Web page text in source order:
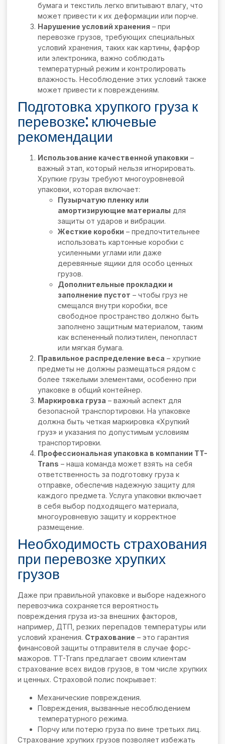
бумага и текстиль легко впитывают влагу, что
может привести к их деформации или порче.
Нарушение условий хранения – при
перевозке грузов, требующих специальных
условий хранения, таких как картины, фарфор
или электроника, важно соблюдать
температурный режим и контролировать
влажность. Несоблюдение этих условий также
может привести к повреждениям.
Подготовка хрупкого груза к
перевозке: ключевые
рекомендации
Использование качественной упаковки –
важный этап, который нельзя игнорировать.
Хрупкие грузы требуют многоуровневой
упаковки, которая включает:
Пузырчатую пленку или
амортизирующие материалы для
защиты от ударов и вибрации.
Жесткие коробки – предпочтительнее
использовать картонные коробки с
усиленными углами или даже
деревянные ящики для особо ценных
грузов.
Дополнительные прокладки и
заполнение пустот – чтобы груз не
смещался внутри коробки, все
свободное пространство должно быть
заполнено защитным материалом, таким
как вспененный полиэтилен, пенопласт
или мягкая бумага.
Правильное распределение веса – хрупкие
предметы не должны размещаться рядом с
более тяжелыми элементами, особенно при
упаковке в общий контейнер.
Маркировка груза – важный аспект для
безопасной транспортировки. На упаковке
должна быть четкая маркировка «Хрупкий
груз» и указания по допустимым условиям
транспортировки.
Профессиональная упаковка в компании TT-
Trans – наша команда может взять на себя
ответственность за подготовку груза к
отправке, обеспечив надежную защиту для
каждого предмета. Услуга упаковки включает
в себя выбор подходящего материала,
многоуровневую защиту и корректное
размещение.
Необходимость страхования
при перевозке хрупких
грузов
Даже при правильной упаковке и выборе надежного
перевозчика сохраняется вероятность
повреждения груза из-за внешних факторов,
например, ДТП, резких перепадов температуры или
условий хранения. Страхование – это гарантия
финансовой защиты отправителя в случае форс-
мажоров. TT-Trans предлагает своим клиентам
страхование всех видов грузов, в том числе хрупких
и ценных. Страховой полис покрывает:
Механические повреждения.
Повреждения, вызванные несоблюдением
температурного режима.
Порчу или потерю груза по вине третьих лиц.
Страхование хрупких грузов позволяет избежать